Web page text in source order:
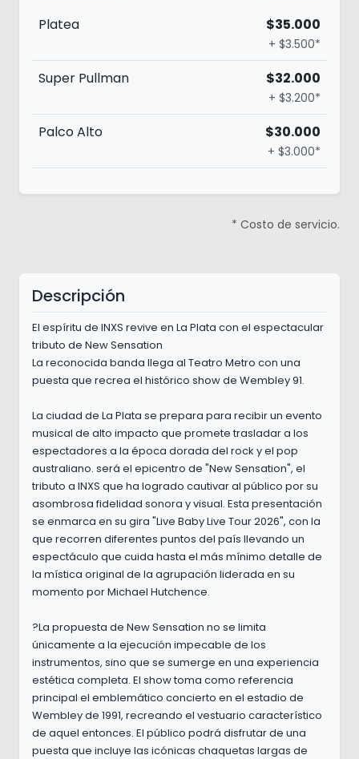
Platea
$35.000
+ $3.500*
Super Pullman $32.000
+ $3.200*
Palco Alto $30.000
+ $3.000*
* Costo de servicio.
Descripción
El espíritu de INXS revive en La Plata con el espectacular
tributo de New Sensation
La reconocida banda llega al Teatro Metro con una
puesta que recrea el histórico show de Wembley 91.
La ciudad de La Plata se prepara para recibir un evento
musical de alto impacto que promete trasladar a los
espectadores a la época dorada del rock y el pop
australiano. será el epicentro de "New Sensation", el
tributo a INXS que ha logrado cautivar al público por su
asombrosa fidelidad sonora y visual. Esta presentación
se enmarca en su gira "Live Baby Live Tour 2026", con la
que recorren diferentes puntos del país llevando un
espectáculo que cuida hasta el más mínimo detalle de
la mística original de la agrupación liderada en su
momento por Michael Hutchence.
?La propuesta de New Sensation no se limita
únicamente a la ejecución impecable de los
instrumentos, sino que se sumerge en una experiencia
estética completa. El show toma como referencia
principal el emblemático concierto en el estadio de
Wembley de 1991, recreando el vestuario característico
de aquel entonces. El público podrá disfrutar de una
puesta que incluye las icónicas chaquetas largas de